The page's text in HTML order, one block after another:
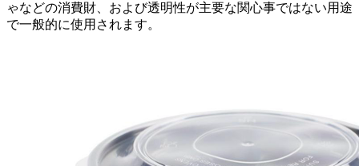
ゃなどの消費財、および透明性が主要な関心事ではない用途
で一般的に使用されます。